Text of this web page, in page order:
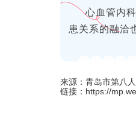
心血管内
患关系的融洽
来源：青岛市第八
链接：https://